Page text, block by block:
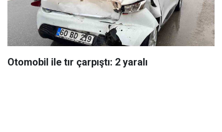
Otomobil ile tır çarpıştı: 2 yaralı